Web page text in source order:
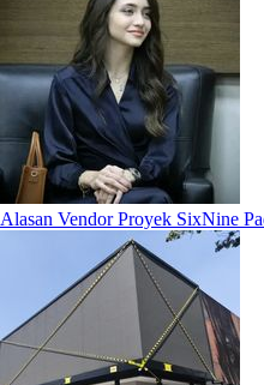
Alasan Vendor Proyek SixNine